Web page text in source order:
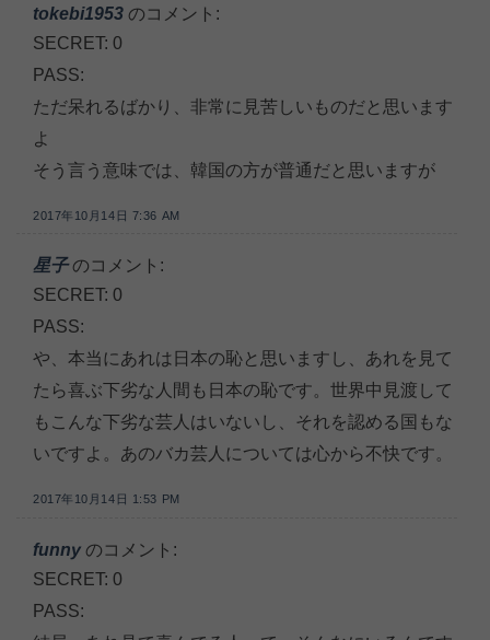
tokebi1953 のコメント:
SECRET: 0
PASS:
ただ呆れるばかり、非常に見苦しいものだと思います
よ
そう言う意味では、韓国の方が普通だと思いますが
2017年10月14日 7:36 AM
星子 のコメント:
SECRET: 0
PASS:
や、本当にあれは日本の恥と思いますし、あれを見て
たら喜ぶ下劣な人間も日本の恥です。世界中見渡して
もこんな下劣な芸人はいないし、それを認める国もな
いですよ。あのバカ芸人については心から不快です。
2017年10月14日 1:53 PM
funny のコメント:
SECRET: 0
PASS: